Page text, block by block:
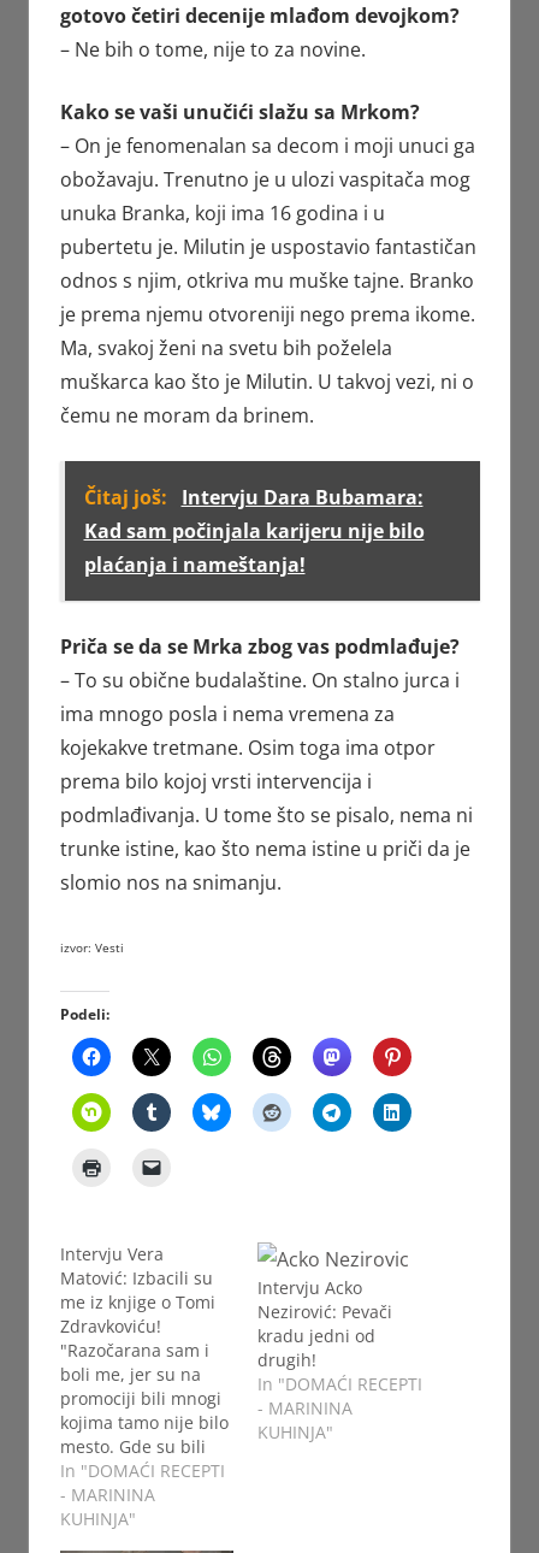
gotovo četiri decenije mlađom devojkom?
– Ne bih o tome, nije to za novine.
Kako se vaši unučići slažu sa Mrkom?
– On je fenomenalan sa decom i moji unuci ga
obožavaju. Trenutno je u ulozi vaspitača mog
unuka Branka, koji ima 16 godina i u
pubertetu je. Milutin je uspostavio fantastičan
odnos s njim, otkriva mu muške tajne. Branko
je prema njemu otvoreniji nego prema ikome.
Ma, svakoj ženi na svetu bih poželela
muškarca kao što je Milutin. U takvoj vezi, ni o
čemu ne moram da brinem.
Čitaj još:
Intervju Dara Bubamara:
Kad sam počinjala karijeru nije bilo
plaćanja i nameštanja!
Priča se da se Mrka zbog vas podmlađuje?
– To su obične budalaštine. On stalno jurca i
ima mnogo posla i nema vremena za
kojekakve tretmane. Osim toga ima otpor
prema bilo kojoj vrsti intervencija i
podmlađivanja. U tome što se pisalo, nema ni
trunke istine, kao što nema istine u priči da je
slomio nos na snimanju.
izvor: Vesti
Podeli:
Intervju Vera
Matović: Izbacili su
me iz knjige o Tomi
Zdravkoviću!
"Razočarana sam i
boli me, jer su na
promociji bili mnogi
kojima tamo nije bilo
mesto. Gde su bili
kad je Toma teško
bolovao, kada je bio
na samrti?", rekla je
In "DOMAĆI RECEPTI
- MARININA
KUHINJA"
Intervju Acko
Nezirović: Pevači
kradu jedni od
drugih!
In "DOMAĆI RECEPTI
- MARININA
KUHINJA"